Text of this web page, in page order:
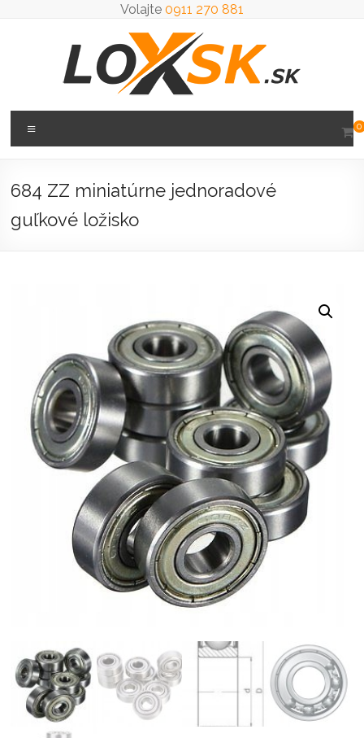
Volajte 0911 270 881
Loxsk
predaj
0
684 ZZ miniatúrne jednoradové
guľkové ložisko